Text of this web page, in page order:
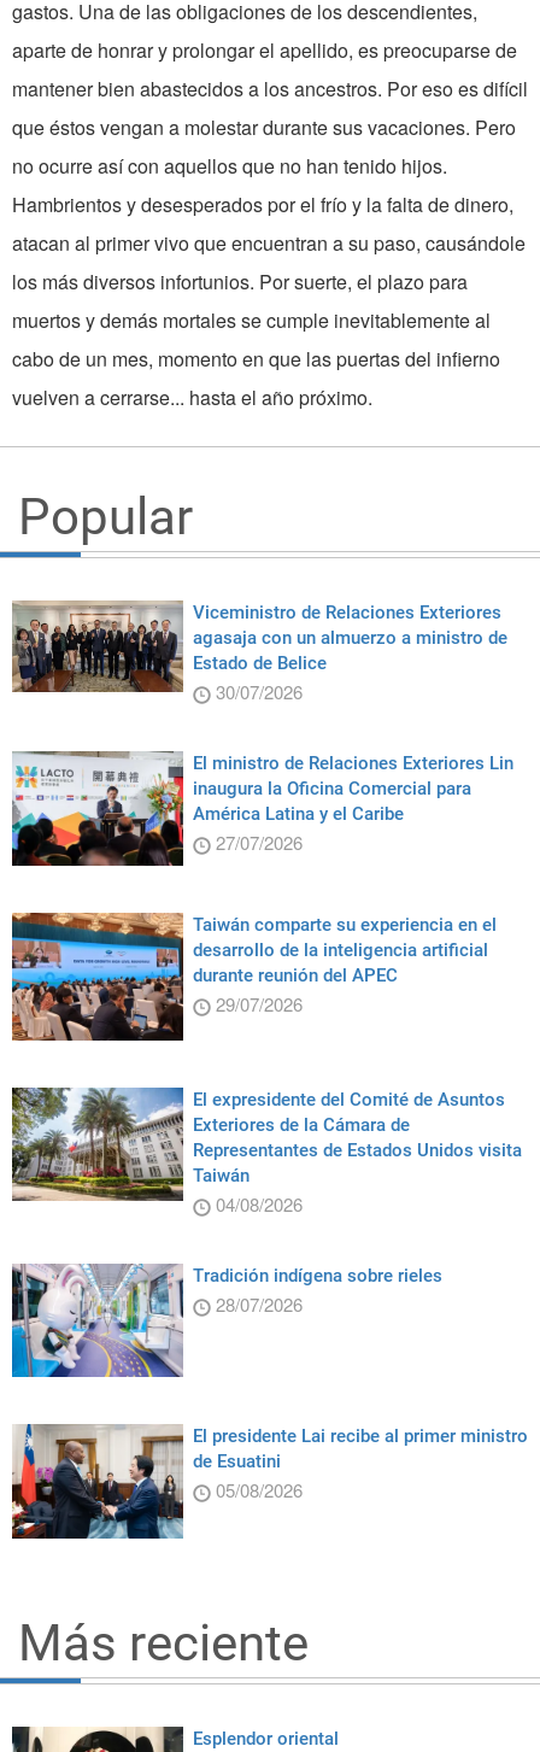
gastos. Una de las obligaciones de los descendientes,
aparte de honrar y prolon­gar el apellido, es preocuparse de
man­tener bien abastecidos a los ancestros. Por eso es difícil
que éstos vengan a molestar durante sus vacaciones. Pero
no ocurre así con aquellos que no han tenido hijos.
Hambrientos y desesperados por el frío y la falta de dinero,
atacan al primer vivo que encuentran a su paso, causándole
los más diversos infortunios. Por suerte, el plazo para
muertos y demás mortales se cumple inevitable­mente al
cabo de un mes, momento en que las puertas del infierno
vuelven a ce­rrarse... hasta el año próximo.
Popular
Viceministro de Relaciones Exteriores
agasaja con un almuerzo a ministro de
Estado de Belice
30/07/2026
El ministro de Relaciones Exteriores Lin
inaugura la Oficina Comercial para
América Latina y el Caribe
27/07/2026
Taiwán comparte su experiencia en el
desarrollo de la inteligencia artificial
durante reunión del APEC
29/07/2026
El expresidente del Comité de Asuntos
Exteriores de la Cámara de
Representantes de Estados Unidos visita
Taiwán
04/08/2026
Tradición indígena sobre rieles
28/07/2026
El presidente Lai recibe al primer ministro
de Esuatini
05/08/2026
Más reciente
Esplendor oriental